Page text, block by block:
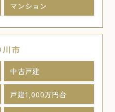
マンション
市
中古戸建
戸建1,000万円台